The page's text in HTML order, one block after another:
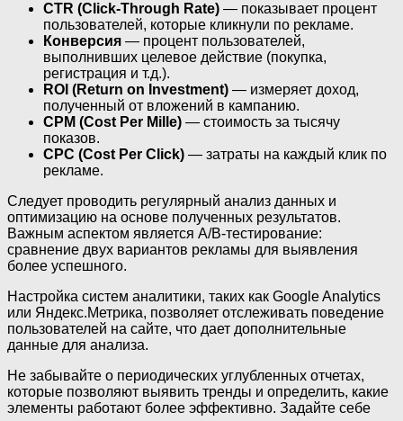
CTR (Click-Through Rate) — показывает процент
пользователей, которые кликнули по рекламе.
Конверсия — процент пользователей,
выполнивших целевое действие (покупка,
регистрация и т.д.).
ROI (Return on Investment) — измеряет доход,
полученный от вложений в кампанию.
CPM (Cost Per Mille) — стоимость за тысячу
показов.
CPC (Cost Per Click) — затраты на каждый клик по
рекламе.
Следует проводить регулярный анализ данных и
оптимизацию на основе полученных результатов.
Важным аспектом является A/B-тестирование:
сравнение двух вариантов рекламы для выявления
более успешного.
Настройка систем аналитики, таких как Google Analytics
или Яндекс.Метрика, позволяет отслеживать поведение
пользователей на сайте, что дает дополнительные
данные для анализа.
Не забывайте о периодических углубленных отчетах,
которые позволяют выявить тренды и определить, какие
элементы работают более эффективно. Задайте себе